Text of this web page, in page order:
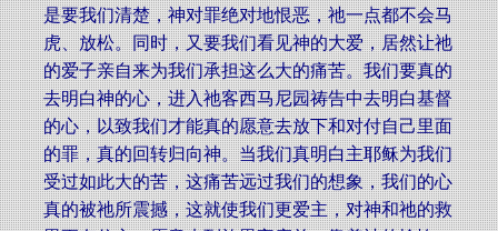
是要我们清楚，神对罪绝对地恨恶，祂一点都不会马
虎、放松。同时，又要我们看见神的大爱，居然让祂
的爱子亲自来为我们承担这么大的痛苦。我们要真的
去明白神的心，进入祂客西马尼园祷告中去明白基督
的心，以致我们才能真的愿意去放下和对付自己里面
的罪，真的回转归向神。当我们真明白主耶稣为我们
受过如此大的苦，这痛苦远过我们的想象，我们的心
真的被祂所震撼，这就使我们更爱主，对神和祂的救